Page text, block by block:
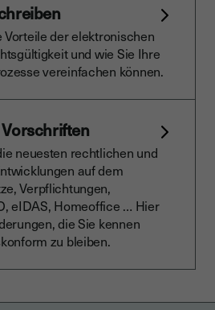
Vorteile der elektronischen
und wie Sie Ihre
vereinfachen können.
neuesten rechtlichen und
auf dem
Verpflichtungen,
eIDAS, Homeoffice … Hier
die Sie kennen
zu bleiben.